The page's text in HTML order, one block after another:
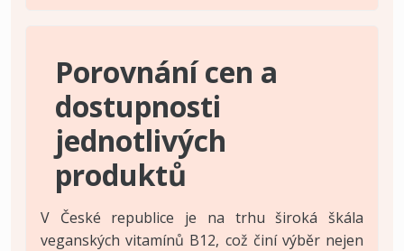
Porovnání cen a
dostupnosti
jednotlivých
produktů
V České republice je na trhu široká škála
veganských vitamínů B12, což činí výběr nejen